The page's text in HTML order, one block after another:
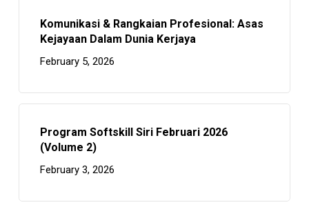
Komunikasi & Rangkaian Profesional: Asas
Kejayaan Dalam Dunia Kerjaya
February 5, 2026
Program Softskill Siri Februari 2026
(Volume 2)
February 3, 2026